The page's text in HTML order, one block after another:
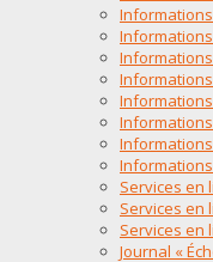
Services en
Services en
Services en
Journal «